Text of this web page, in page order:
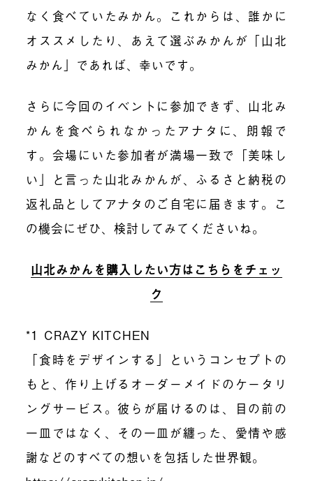
なく食べていたみかん。これからは、誰かに
オススメしたり、あえて選ぶみかんが「山北
みかん」であれば、幸いです。
さらに今回のイベントに参加できず、山北み
かんを食べられなかったアナタに、朗報で
す。会場にいた参加者が満場一致で「美味し
い」と言った山北みかんが、ふるさと納税の
返礼品としてアナタのご自宅に届きます。こ
の機会にぜひ、検討してみてくださいね。
山北みかんを購入したい方はこちらをチェッ
ク
*1 CRAZY KITCHEN
「食時をデザインする」というコンセプトの
もと、作り上げるオーダーメイドのケータリ
ングサービス。彼らが届けるのは、目の前の
一皿ではなく、その一皿が纏った、愛情や感
謝などのすべての想いを包括した世界観。